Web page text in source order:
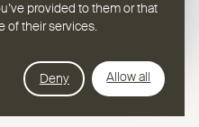
provided to them or that
of their services.
Deny Allow all
Sprache